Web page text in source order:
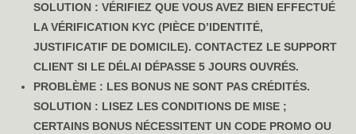
SOLUTION : VÉRIFIEZ QUE VOUS AVEZ BIEN EFFECTUÉ
LA VÉRIFICATION KYC (PIÈCE D’IDENTITÉ,
JUSTIFICATIF DE DOMICILE). CONTACTEZ LE SUPPORT
CLIENT SI LE DÉLAI DÉPASSE 5 JOURS OUVRÉS.
PROBLÈME : LES BONUS NE SONT PAS CRÉDITÉS.
SOLUTION : LISEZ LES CONDITIONS DE MISE ;
CERTAINS BONUS NÉCESSITENT UN CODE PROMO OU